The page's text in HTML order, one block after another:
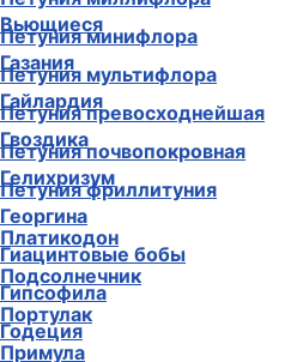
Петуния минифлора
Петуния мультифлора
Петуния превосходнейшая
Петуния почвопокровная
Петуния фриллитуния
Платикодон
Подсолнечник
Портулак
Примула
Вьющиеся
Газания
Гайлардия
Гвоздика
Гелихризум
Георгина
Гиацинтовые бобы
Гипсофила
Годеция